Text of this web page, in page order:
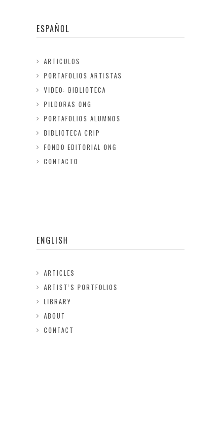
ESPAÑOL
ARTICULOS
PORTAFOLIOS ARTISTAS
VIDEO: BIBLIOTECA
PILDORAS ONG
PORTAFOLIOS ALUMNOS
BIBLIOTECA CRIP
FONDO EDITORIAL ONG
CONTACTO
ENGLISH
ARTICLES
ARTIST’S PORTFOLIOS
LIBRARY
ABOUT
CONTACT